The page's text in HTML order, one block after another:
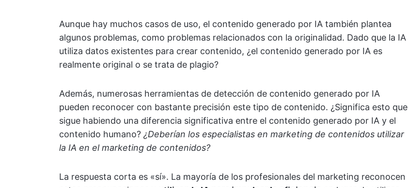
Aunque hay muchos casos de uso, el contenido generado por IA también plantea
algunos problemas, como problemas relacionados con la originalidad. Dado que la IA
utiliza datos existentes para crear contenido, ¿el contenido generado por IA es
realmente original o se trata de plagio?
Además, numerosas herramientas de detección de contenido generado por IA
pueden reconocer con bastante precisión este tipo de contenido. ¿Significa esto que
sigue habiendo una diferencia significativa entre el contenido generado por IA y el
contenido humano? ¿Deberían los especialistas en marketing de contenidos utilizar
la IA en el marketing de contenidos?
La respuesta corta es «sí». La mayoría de los profesionales del marketing reconocen